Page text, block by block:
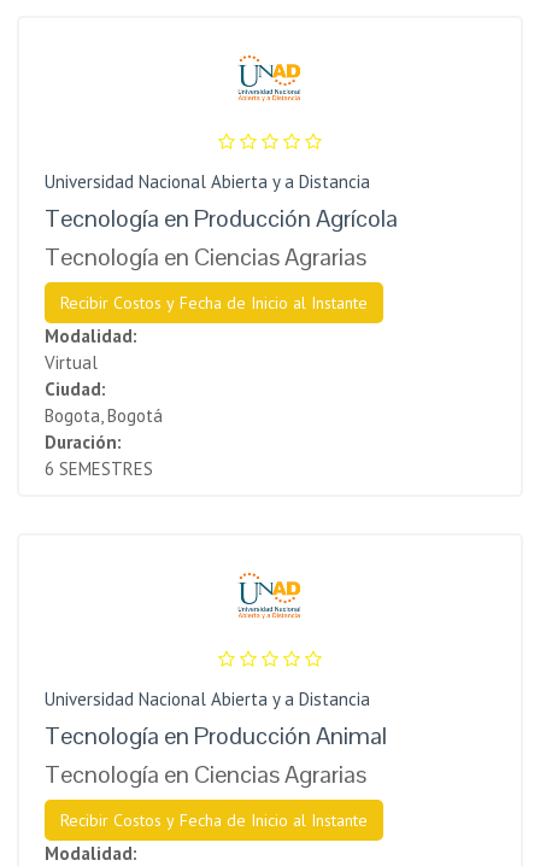
Universidad Nacional Abierta y a Distancia
Tecnología en Producción Agrícola
Tecnología en Ciencias Agrarias
Recibir Costos y Fecha de Inicio al Instante
Modalidad:
Virtual
Ciudad:
Bogota, Bogotá
Duración:
6 SEMESTRES
Universidad Nacional Abierta y a Distancia
Tecnología en Producción Animal
Tecnología en Ciencias Agrarias
Recibir Costos y Fecha de Inicio al Instante
Modalidad: